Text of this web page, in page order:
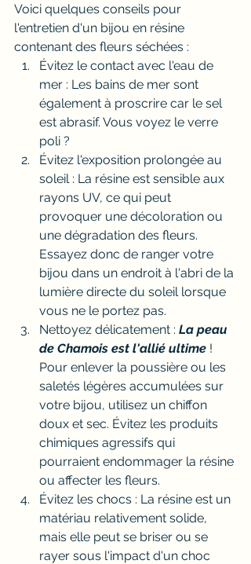
Voici quelques conseils pour
l'entretien d'un bijou en résine
contenant des fleurs séchées :
Évitez le contact avec l'eau de
mer : Les bains de mer sont
également à proscrire car le sel
est abrasif. Vous voyez le verre
poli ?
Évitez l'exposition prolongée au
soleil : La résine est sensible aux
rayons UV, ce qui peut
provoquer une décoloration ou
une dégradation des fleurs.
Essayez donc de ranger votre
bijou dans un endroit à l'abri de la
lumière directe du soleil lorsque
vous ne le portez pas.
Nettoyez délicatement : La peau
de Chamois est l'allié ultime !
Pour enlever la poussière ou les
saletés légères accumulées sur
votre bijou, utilisez un chiffon
doux et sec. Évitez les produits
chimiques agressifs qui
pourraient endommager la résine
ou affecter les fleurs.
Évitez les chocs : La résine est un
matériau relativement solide,
mais elle peut se briser ou se
rayer sous l'impact d'un choc